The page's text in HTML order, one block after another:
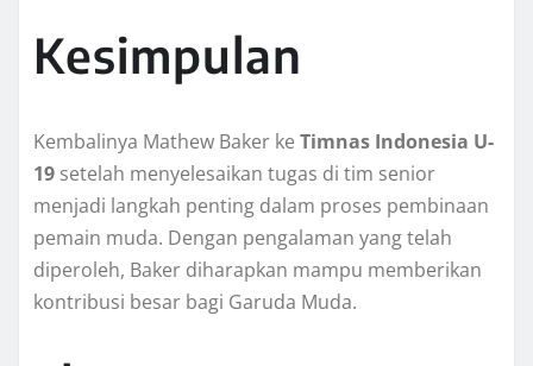
Kesimpulan
Kembalinya Mathew Baker ke Timnas Indonesia U-
19 setelah menyelesaikan tugas di tim senior
menjadi langkah penting dalam proses pembinaan
pemain muda. Dengan pengalaman yang telah
diperoleh, Baker diharapkan mampu memberikan
kontribusi besar bagi Garuda Muda.